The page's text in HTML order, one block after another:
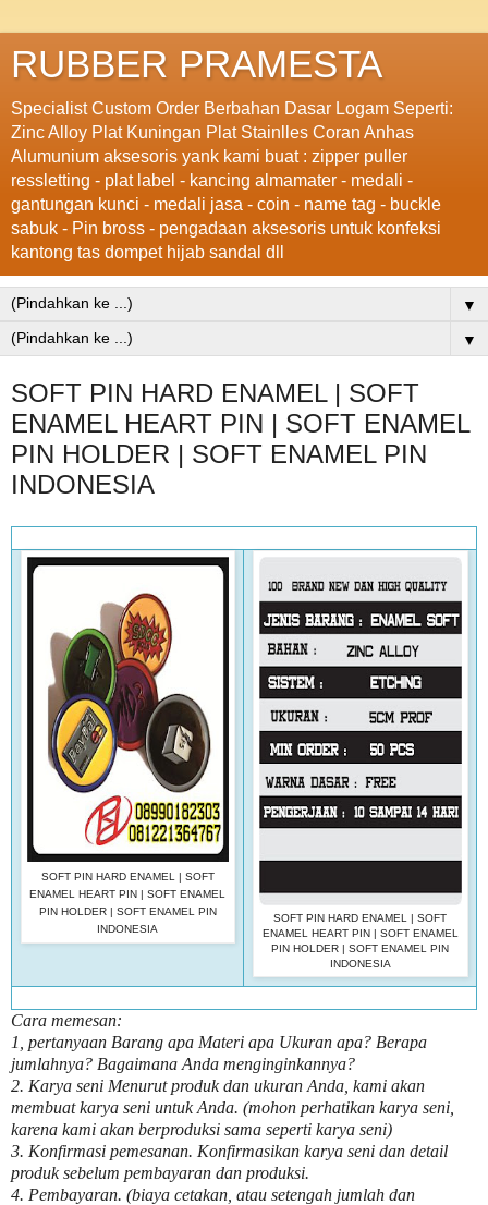
RUBBER PRAMESTA
Specialist Custom Order Berbahan Dasar Logam Seperti:
Zinc Alloy Plat Kuningan Plat Stainlles Coran Anhas
Alumunium aksesoris yank kami buat : zipper puller
ressletting - plat label - kancing almamater - medali -
gantungan kunci - medali jasa - coin - name tag - buckle
sabuk - Pin bross - pengadaan aksesoris untuk konfeksi
kantong tas dompet hijab sandal dll
▼
▼
SOFT PIN HARD ENAMEL | SOFT
ENAMEL HEART PIN | SOFT ENAMEL
PIN HOLDER | SOFT ENAMEL PIN
INDONESIA
SOFT PIN HARD ENAMEL | SOFT
ENAMEL HEART PIN | SOFT ENAMEL
PIN HOLDER | SOFT ENAMEL PIN
INDONESIA
SOFT PIN HARD ENAMEL | SOFT
ENAMEL HEART PIN | SOFT ENAMEL
PIN HOLDER | SOFT ENAMEL PIN
INDONESIA
Cara memesan:
1, pertanyaan Barang apa Materi apa Ukuran apa? Berapa
jumlahnya? Bagaimana Anda menginginkannya?
2. Karya seni Menurut produk dan ukuran Anda, kami akan
membuat karya seni untuk Anda. (mohon perhatikan karya seni,
karena kami akan berproduksi sama seperti karya seni)
3. Konfirmasi pemesanan. Konfirmasikan karya seni dan detail
produk sebelum pembayaran dan produksi.
4. Pembayaran. (biaya cetakan, atau setengah jumlah dan